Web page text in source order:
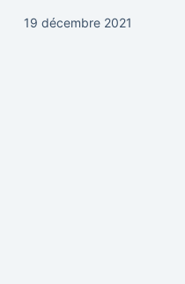
19 décembre 2021